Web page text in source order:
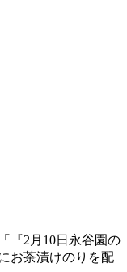
2月10日永谷園の
お茶漬けのりを配